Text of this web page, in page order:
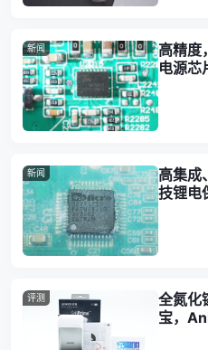
新闻
高精度
电源芯
新闻
高集成
技锂电
评测
全氮化
宝，